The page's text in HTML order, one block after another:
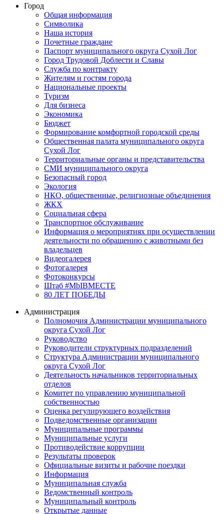
Город
Общая информация
Символика
Наша история
Почетные граждане
Паспорт муниципального округа Сухой Лог
Город Трудовой Доблести и Славы
Служба по контракту
Жителям и гостям города
Национальные проекты
Туризм
Для бизнеса
Экономика
Бюджет
Формирование комфортной городской среды
Общественная палата муниципального округа
Сухой Лог
Территориальные органы и представительства
СМИ муниципального округа
Безопасный город
Экология
НКО, общественные, религиозные объединения
ЖКХ
Социальная сфера
Транспортное обслуживание
Информация о мероприятиях при осуществлении
деятельности по обращению с животными без
владельцев
Видеогалерея
Фотогалерея
Фотоконкурсы
Штаб #MbIBMECTE
80 ЛЕТ ПОБЕДЫ
Администрация
Полномочия Администрации муниципального
округа Сухой Лог
Руководство
Руководители структурных подразделений
Структура Администрации муниципального
округа Сухой Лог
Деятельность начальников территориальных
отделов
Комитет по управлению муниципальной
собственностью
Оценка регулирующего воздействия
Подведомственные организации
Муниципальные программы
Муниципальные услуги
Противодействие коррупции
Результаты проверок
Официальные визиты и рабочие поездки
Информация
Муниципальная служба
Ведомственный контроль
Муниципальный контроль
Открытые данные